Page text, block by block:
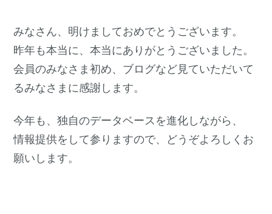
みなさん、明けましておめでとうございます。
昨年も本当に、本当にありがとうございました。
会員のみなさま初め、ブログなど見ていただいて
るみなさまに感謝します。
今年も、独自のデータベースを進化しながら、
情報提供をして参りますので、どうぞよろしくお
願いします。